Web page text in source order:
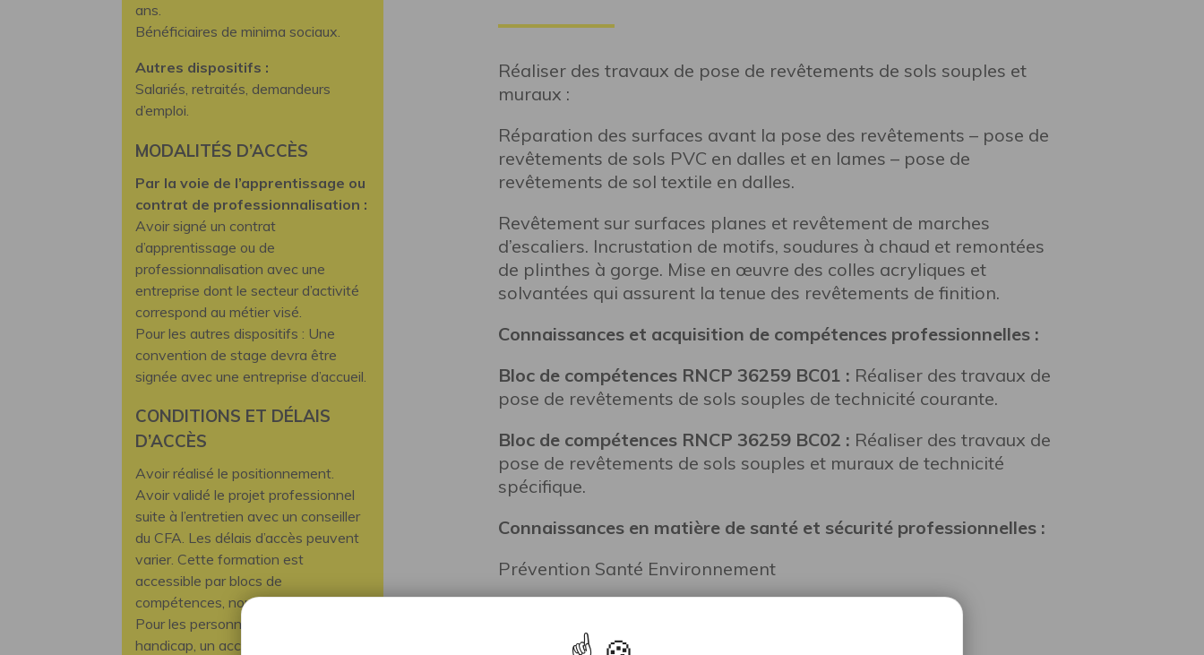
Réaliser des travaux de pose de revêtements de sols souples et
muraux :
Réparation des surfaces avant la pose des revêtements – pose de
revêtements de sols PVC en dalles et en lames – pose de
revêtements de sol textile en dalles.
Revêtement sur surfaces planes et revêtement de marches
d’escaliers. Incrustation de motifs, soudures à chaud et remontées
de plinthes à gorge. Mise en œuvre des colles acryliques et
solvantées qui assurent la tenue des revêtements de finition.
Connaissances et acquisition de compétences professionnelles :
Bloc de compétences RNCP 36259 BC01 : Réaliser des travaux de
pose de revêtements de sols souples de technicité courante.
Bloc de compétences RNCP 36259 BC02 : Réaliser des travaux de
pose de revêtements de sols souples et muraux de technicité
spécifique.
Connaissances en matière de santé et sécurité professionnelles :
Prévention Santé Environnement
Connaissances générales associées aux connaissances
professionnelles
ans.
Bénéficiaires de minima sociaux.
Autres dispositifs :
Salariés, retraités, demandeurs
d’emploi.
MODALITÉS D’ACCÈS
Par la voie de l’apprentissage ou
contrat de professionnalisation :
Avoir signé un contrat
d’apprentissage ou de
professionnalisation avec une
entreprise dont le secteur d’activité
correspond au métier visé.
Pour les autres dispositifs : Une
convention de stage devra être
signée avec une entreprise d’accueil.
CONDITIONS ET DÉLAIS
D’ACCÈS
Avoir réalisé le positionnement.
Avoir validé le projet professionnel
suite à l’entretien avec un conseiller
du CFA. Les délais d’accès peuvent
varier. Cette formation est
accessible par blocs de
compétences, nous contacter.
Pour les personnes en situation de
handicap, un accompagnement